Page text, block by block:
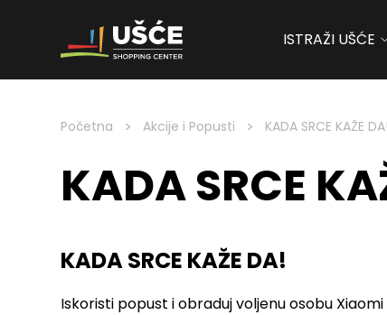
Skip to content
ISTRAŽI UŠĆE
Početna > Akcije i Popusti > KADA SRCE KAŽE DA!
KADA SRCE
KADA SRCE KAŽE DA!
Iskoristi popust i obraduj voljenu osobu